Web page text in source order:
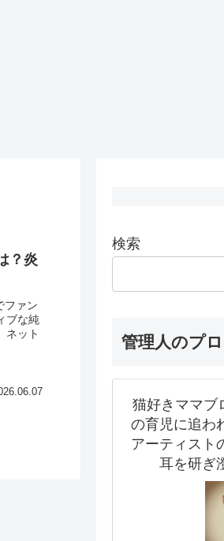
？炎
ファン
ブな純
ネット
検索
管理人のプ
猫好きママブ
の育児に追わ
アーティスト
耳を研ぎ